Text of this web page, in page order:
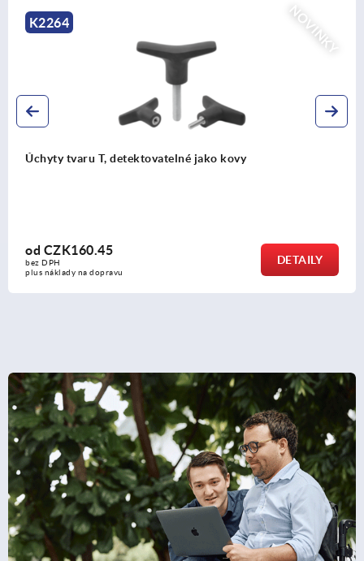
NOVINKY
DETAILY
Úchyty tvaru T z termoplastu